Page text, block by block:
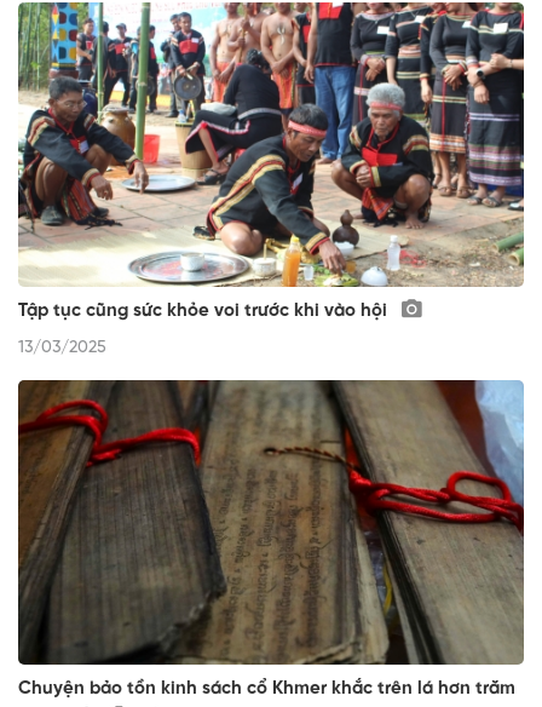
Tập tục cũng sức khỏe voi trước khi vào hội
13/03/2025
Chuyện bảo tồn kinh sách cổ Khmer khắc trên lá hơn trăm